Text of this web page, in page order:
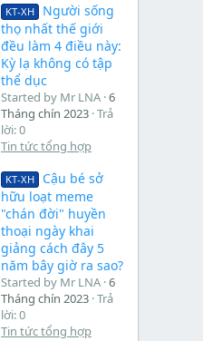
KT-XH
Người sống
thọ nhất thế giới
đều làm 4 điều này:
Kỳ lạ không có tập
thể dục
Started by Mr LNA 6
Tháng chín 2023 Trả
lời: 0
Tin tức tổng hợp
KT-XH
Cậu bé sở
hữu loạt meme
"chán đời" huyền
thoại ngày khai
giảng cách đây 5
năm bây giờ ra sao?
Started by Mr LNA 6
Tháng chín 2023 Trả
lời: 0
Tin tức tổng hợp